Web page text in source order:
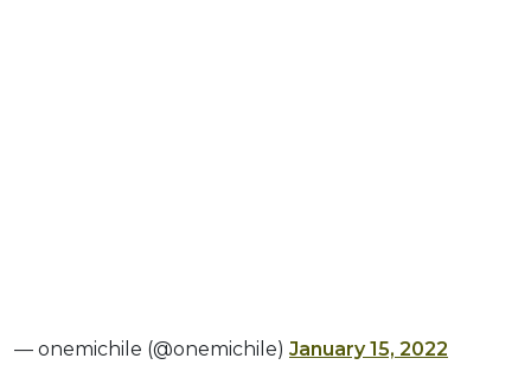
— onemichile (@onemichile) January 15, 2022